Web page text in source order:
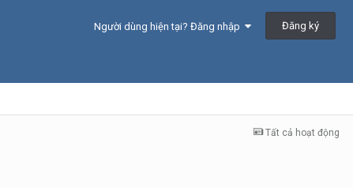
Người dùng hiện tại? Đăng nhập Đăng ký
Tất cả hoạt động